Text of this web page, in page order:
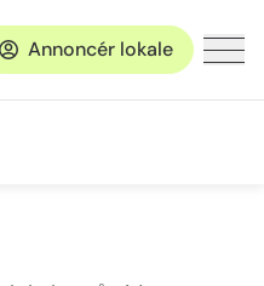
Annoncér lokale